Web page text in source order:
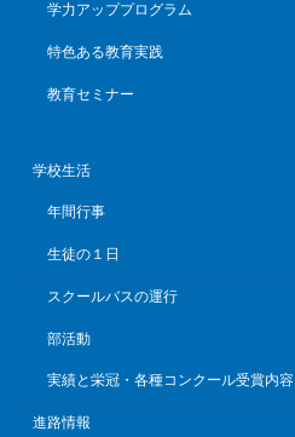
学力アッププログラム
特色ある教育実践
教育セミナー
学校生活
年間行事
生徒の１日
スクールバスの運行
部活動
実績と栄冠・各種コンクール受賞内容
進路情報